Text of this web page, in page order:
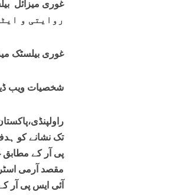
روایتی و
غوری بیلسٹک میزائل 1300 کلومیٹر تک نشانے کو
شخصیات ویب
تک نشانے کو
پی آر کے مطابق
مقصد آرمی
آئی ایس پی آر